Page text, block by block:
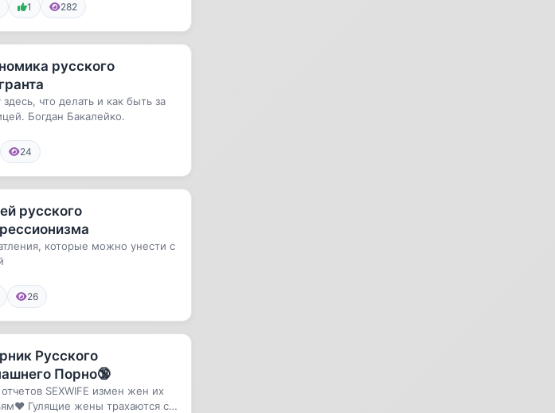
1 282
русского
что делать и как быть за
Богдан Бакалейко.
24
русского
которые можно унести с
26
Русского
Порно🔞
SEXWIFE измен жен их
Гулящие жены трахаются с